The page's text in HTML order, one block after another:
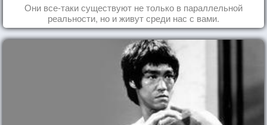
Они все-таки существуют не только в параллельной
реальности, но и живут среди нас с вами.